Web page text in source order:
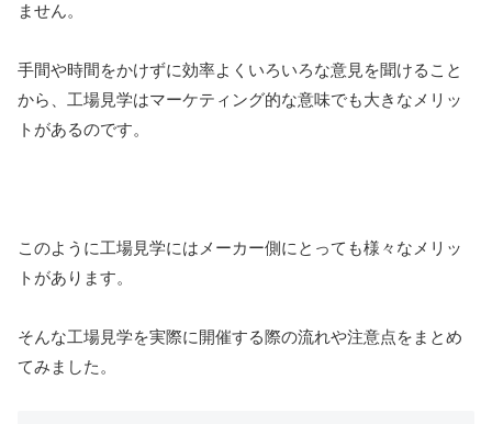
ません。
手間や時間をかけずに効率よくいろいろな意見を聞けること
から、工場見学はマーケティング的な意味でも大きなメリッ
トがあるのです。
このように工場見学にはメーカー側にとっても様々なメリッ
トがあります。
そんな工場見学を実際に開催する際の流れや注意点をまとめ
てみました。